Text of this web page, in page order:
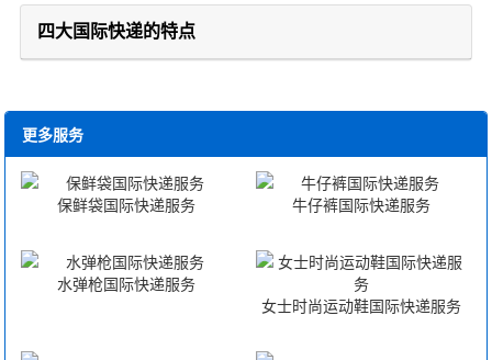
四大国际快递的特点
更多服务
保鲜袋国际快递服务 牛仔裤国际快递服务
水弹枪国际快递服务
女士时尚运动鞋国际快递服务